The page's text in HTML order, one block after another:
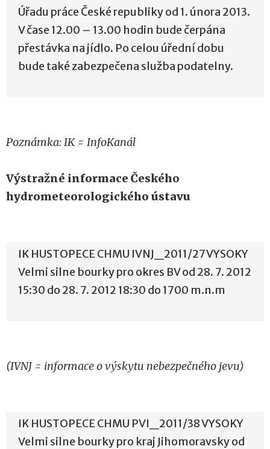
Úřadu práce České republiky od 1. února 2013.
V čase 12.00 – 13.00 hodin bude čerpána
přestávka na jídlo. Po celou úřední dobu
bude také zabezpečena služba podatelny.
Poznámka: IK = InfoKanál
Výstražné informace Českého
hydrometeorologického ústavu
IK HUSTOPECE CHMU IVNJ_2011/27 VYSOKY
Velmi silne bourky pro okres BV od 28. 7. 2012
15:30 do 28. 7. 2012 18:30 do 1700 m.n.m
(IVNJ = informace o výskytu nebezpečného jevu)
IK HUSTOPECE CHMU PVI_2011/38 VYSOKY
Velmi silne bourky pro kraj Jihomoravsky od